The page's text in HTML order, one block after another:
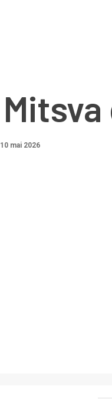
10 mai 2026